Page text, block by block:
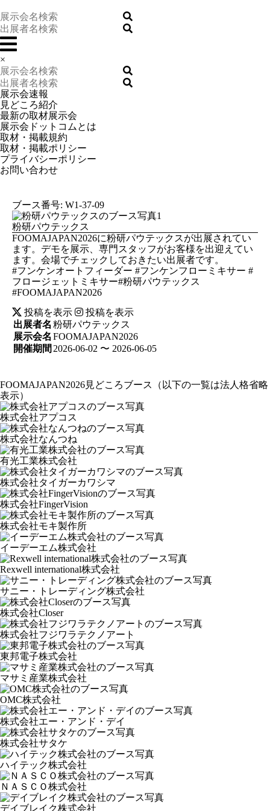
×
展示会速報
見どころ紹介
最新の取材展示会
展示会ドットコムとは
取材・掲載規約
取材・掲載ポリシー
プライバシーポリシー
お問い合わせ
ブース番号: W1-37-09
粉研パウテックス
FOOMAJAPAN2026に粉研パウテックスが出展されてい
ます。デモを展示、専門スタッフがお客様を出迎えてい
ます。会場でチェックしておきたい出展者です。
#フンケンオートフィーダー #フンケンフローミキサー #
フロージェットミキサー#粉研パウテックス
#FOOMAJAPAN2026
投稿を表示
投稿を表示
出展者名 粉研パウテックス
展示会名 FOOMAJAPAN2026
開催期間 2026-06-02 〜 2026-06-05
FOOMAJAPAN2026見どころブース
（以下の一覧は法人格省略
表示）
株式会社アプコス
株式会社なんつね
有光工業株式会社
株式会社タイガーカワシマ
株式会社FingerVision
株式会社モキ製作所
イーデーエム株式会社
Rexwell international株式会社
サニー・トレーディング株式会社
株式会社Closer
株式会社フジワラテクノアート
東邦電子株式会社
マサミ産業株式会社
OMC株式会社
株式会社エー・アンド・デイ
株式会社サタケ
ハイテック株式会社
ＮＡＳＣＯ株式会社
デイブレイク株式会社